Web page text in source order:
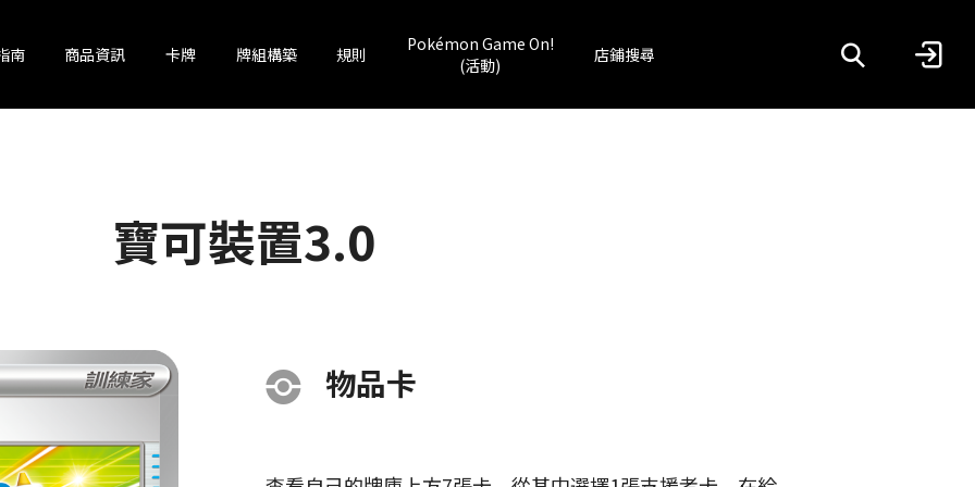
南 商品資訊 卡牌 牌組構築 規則
Pokémon Game On!
(活動)
店鋪搜尋
寶可裝置3.0
物品卡